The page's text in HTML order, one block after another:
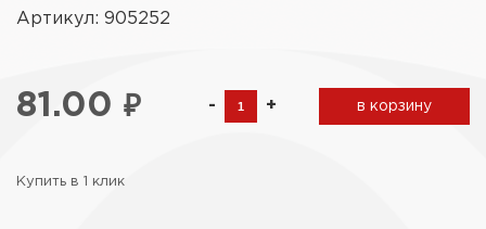
Артикул: 905252
81.00 ₽ - + в корзину
Купить в 1 клик